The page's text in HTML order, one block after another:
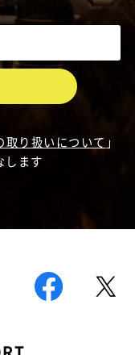
取り扱いについて 」
します